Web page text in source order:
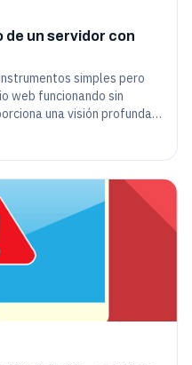
de un servidor con
simples pero
web funcionando sin
una visión profunda
como CPU, RAM y